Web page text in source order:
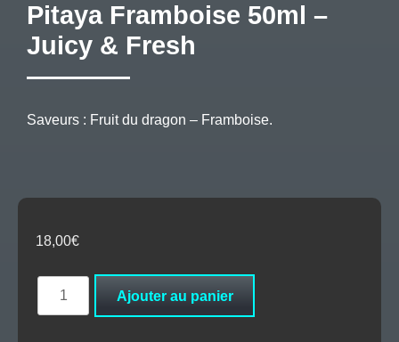
Pitaya Framboise 50ml –
Juicy & Fresh
Saveurs : Fruit du dragon – Framboise.
18,00€
Ajouter au panier